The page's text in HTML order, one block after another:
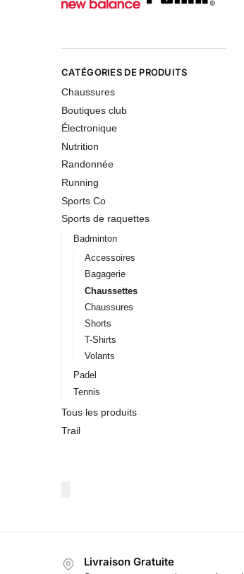
CATÉGORIES DE PRODUITS
Chaussures
Boutiques club
Électronique
Nutrition
Randonnée
Running
Sports Co
Sports de raquettes
Badminton
Accessoires
Bagagerie
Chaussettes
Chaussures
Shorts
T-Shirts
Volants
Padel
Tennis
Tous les produits
Trail
Livraison Gratuite